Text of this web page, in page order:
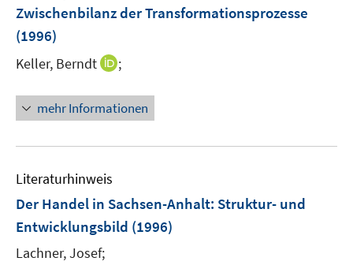
Zwischenbilanz der Transformationsprozesse
(1996)
Keller, Berndt
I
n
e
e
n
;
mehr Informationen
Literaturhinweis
Der Handel in Sachsen-Anhalt: Struktur- und
Entwicklungsbild (1996)
Lachner, Josef;